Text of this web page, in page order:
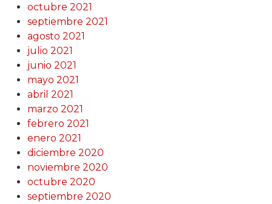
octubre 2021
septiembre 2021
agosto 2021
julio 2021
junio 2021
mayo 2021
abril 2021
marzo 2021
febrero 2021
enero 2021
diciembre 2020
noviembre 2020
octubre 2020
septiembre 2020